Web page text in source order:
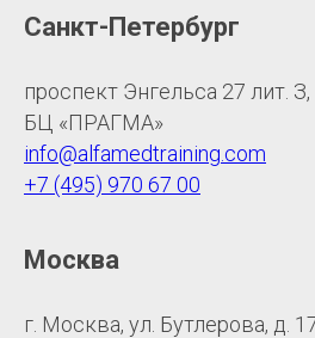
Санкт-Петербург
проспект Энгельса 27 лит.
БЦ «ПРАГМА»
info@alfamedtraining.com
+7 (495) 970 67 00
Москва
г. Москва, ул. Бутлерова, д.